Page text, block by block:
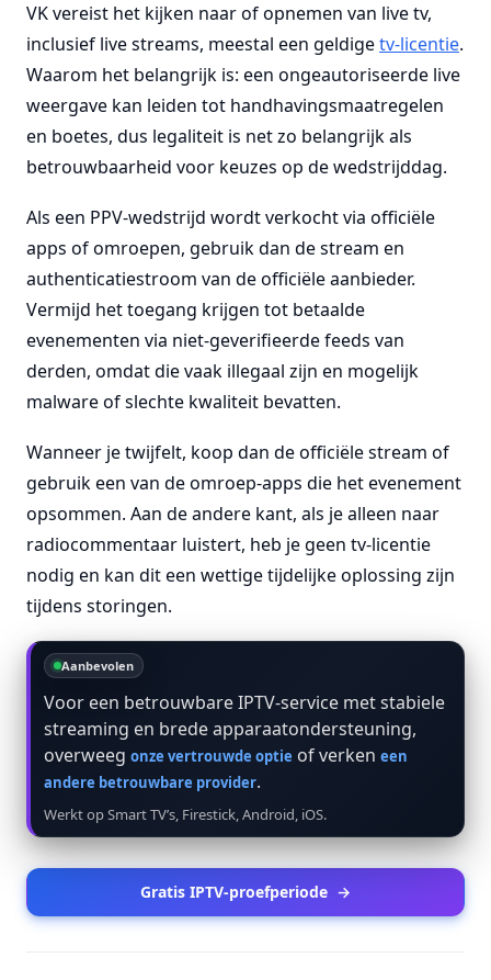
VK vereist het kijken naar of opnemen van live tv,
inclusief live streams, meestal een geldigetv-licentie.
Waarom het belangrijk is: een ongeautoriseerde live
weergave kan leiden tot handhavingsmaatregelen
en boetes, dus legaliteit is net zo belangrijk als
betrouwbaarheid voor keuzes op de wedstrijddag.
Als een PPV-wedstrijd wordt verkocht via officiële
apps of omroepen, gebruik dan de stream en
authenticatiestroom van de officiële aanbieder.
Vermijd het toegang krijgen tot betaalde
evenementen via niet-geverifieerde feeds van
derden, omdat die vaak illegaal zijn en mogelijk
malware of slechte kwaliteit bevatten.
Wanneer je twijfelt, koop dan de officiële stream of
gebruik een van de omroep-apps die het evenement
opsommen. Aan de andere kant, als je alleen naar
radiocommentaar luistert, heb je geen tv-licentie
nodig en kan dit een wettige tijdelijke oplossing zijn
tijdens storingen.
Aanbevolen
Voor een betrouwbare IPTV-service met stabiele
streaming en brede apparaatondersteuning,
overweeg onze vertrouwde optie of verken een
andere betrouwbare provider.
Werkt op Smart TV’s, Firestick, Android, iOS.
Gratis IPTV-proefperiode →